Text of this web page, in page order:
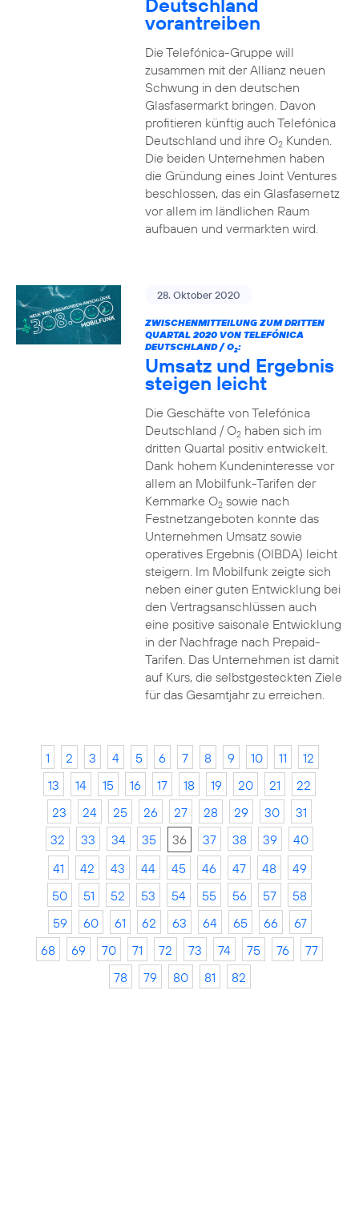
Deutschland
vorantreiben
Die Telefónica-Gruppe will
zusammen mit der Allianz neuen
Schwung in den deutschen
Glasfasermarkt bringen. Davon
profitieren künftig auch Telefónica
Deutschland und ihre O2Kunden.
Die beiden Unternehmen haben
die Gründung eines Joint Ventures
beschlossen, das ein Glasfasernetz
vor allem im ländlichen Raum
aufbauen und vermarkten wird.
28. Oktober 2020
ZWISCHENMITTEILUNG ZUM DRITTEN
QUARTAL 2020 VON TELEFÓNICA
DEUTSCHLAND / O2:
Umsatz und Ergebnis
steigen leicht
Die Geschäfte von Telefónica
Deutschland / O2haben sich im
dritten Quartal positiv entwickelt.
Dank hohem Kundeninteresse vor
allem an Mobilfunk-Tarifen der
Kernmarke O2sowie nach
Festnetzangeboten konnte das
Unternehmen Umsatz sowie
operatives Ergebnis (OIBDA) leicht
steigern. Im Mobilfunk zeigte sich
neben einer guten Entwicklung bei
den Vertragsanschlüssen auch
eine positive saisonale Entwicklung
in der Nachfrage nach Prepaid-
Tarifen. Das Unternehmen ist damit
auf Kurs, die selbstgesteckten Ziele
für das Gesamtjahr zu erreichen.
1 2 3 4 5 6 7 8 9 10 11
12
13
14 15 16 17 18 19 20 21
22
23
24 25 26 27 28 29 30
31
32
33 34 35 36 37 38 39
40
41
42 43 44 45 46 47 48
49
50
51 52 53 54 55 56 57
58
59
60 61 62 63 64 65 66
67
68
69 70 71 72 73 74 75 76
77
78
79 80 81 82